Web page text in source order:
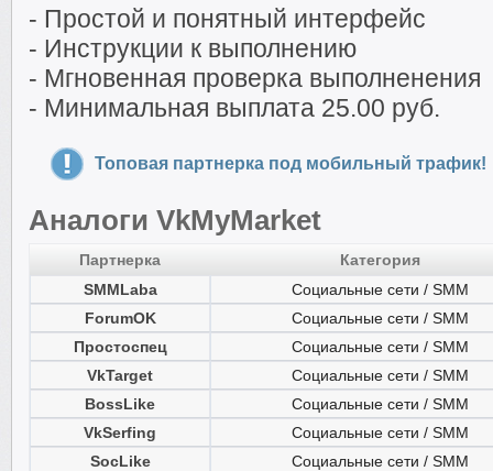
- Простой и понятный интерфейс
- Инструкции к выполнению
- Мгновенная проверка выполненения
- Минимальная выплата 25.00 руб.
Топовая партнерка под мобильный трафик!
Аналоги VkMyMarket
Партнерка
Категория
SMMLaba
Социальные сети / SMM
ForumOK
Социальные сети / SMM
Простоспец
Социальные сети / SMM
VkTarget
Социальные сети / SMM
BossLike
Социальные сети / SMM
VkSerfing
Социальные сети / SMM
SocLike
Социальные сети / SMM